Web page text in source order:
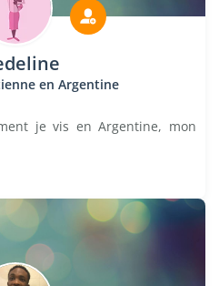
en Argentine
je vis en Argentine, mon